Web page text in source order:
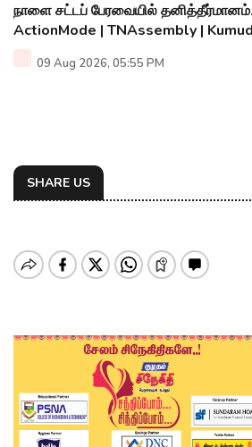
நாளை சட்டப் பேரவையில்
ActionMode | TNAssembly |
09 Aug 2026, 05:55 PM
SHARE US